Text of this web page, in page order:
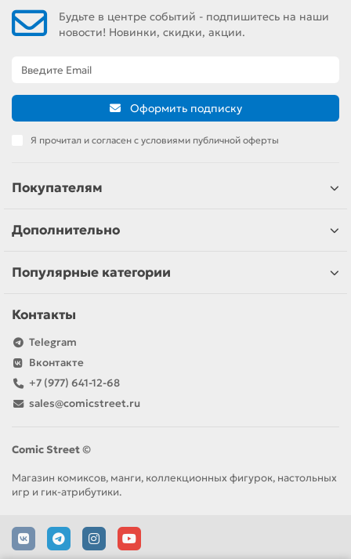
Будьте в центре событий - подпишитесь на наши
новости! Новинки, скидки, акции.
Оформить подписку
Я прочитал и согласен с условиями публичной оферты
Покупателям
Дополнительно
Популярные категории
Контакты
Telegram
Вконтакте
+7 (977) 641-12-68
sales@comicstreet.ru
Comic Street ©
Магазин комиксов, манги, коллекционных фигурок, настольных
игр и гик-атрибутики.